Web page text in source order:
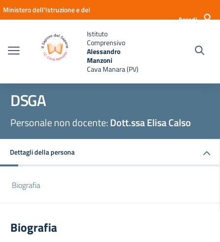
Vai ai contenuti
Vai al menu di navigazione
Vai al footer
Ministero dell'Istruzione e del
Accedi
Istituto
Comprensivo
Alessandro
Manzoni
Cava Manara (PV)
DSGA
Personale non docente:Dott.ssa Elisa Calso
Dettagli della persona
Biografia
Biografia